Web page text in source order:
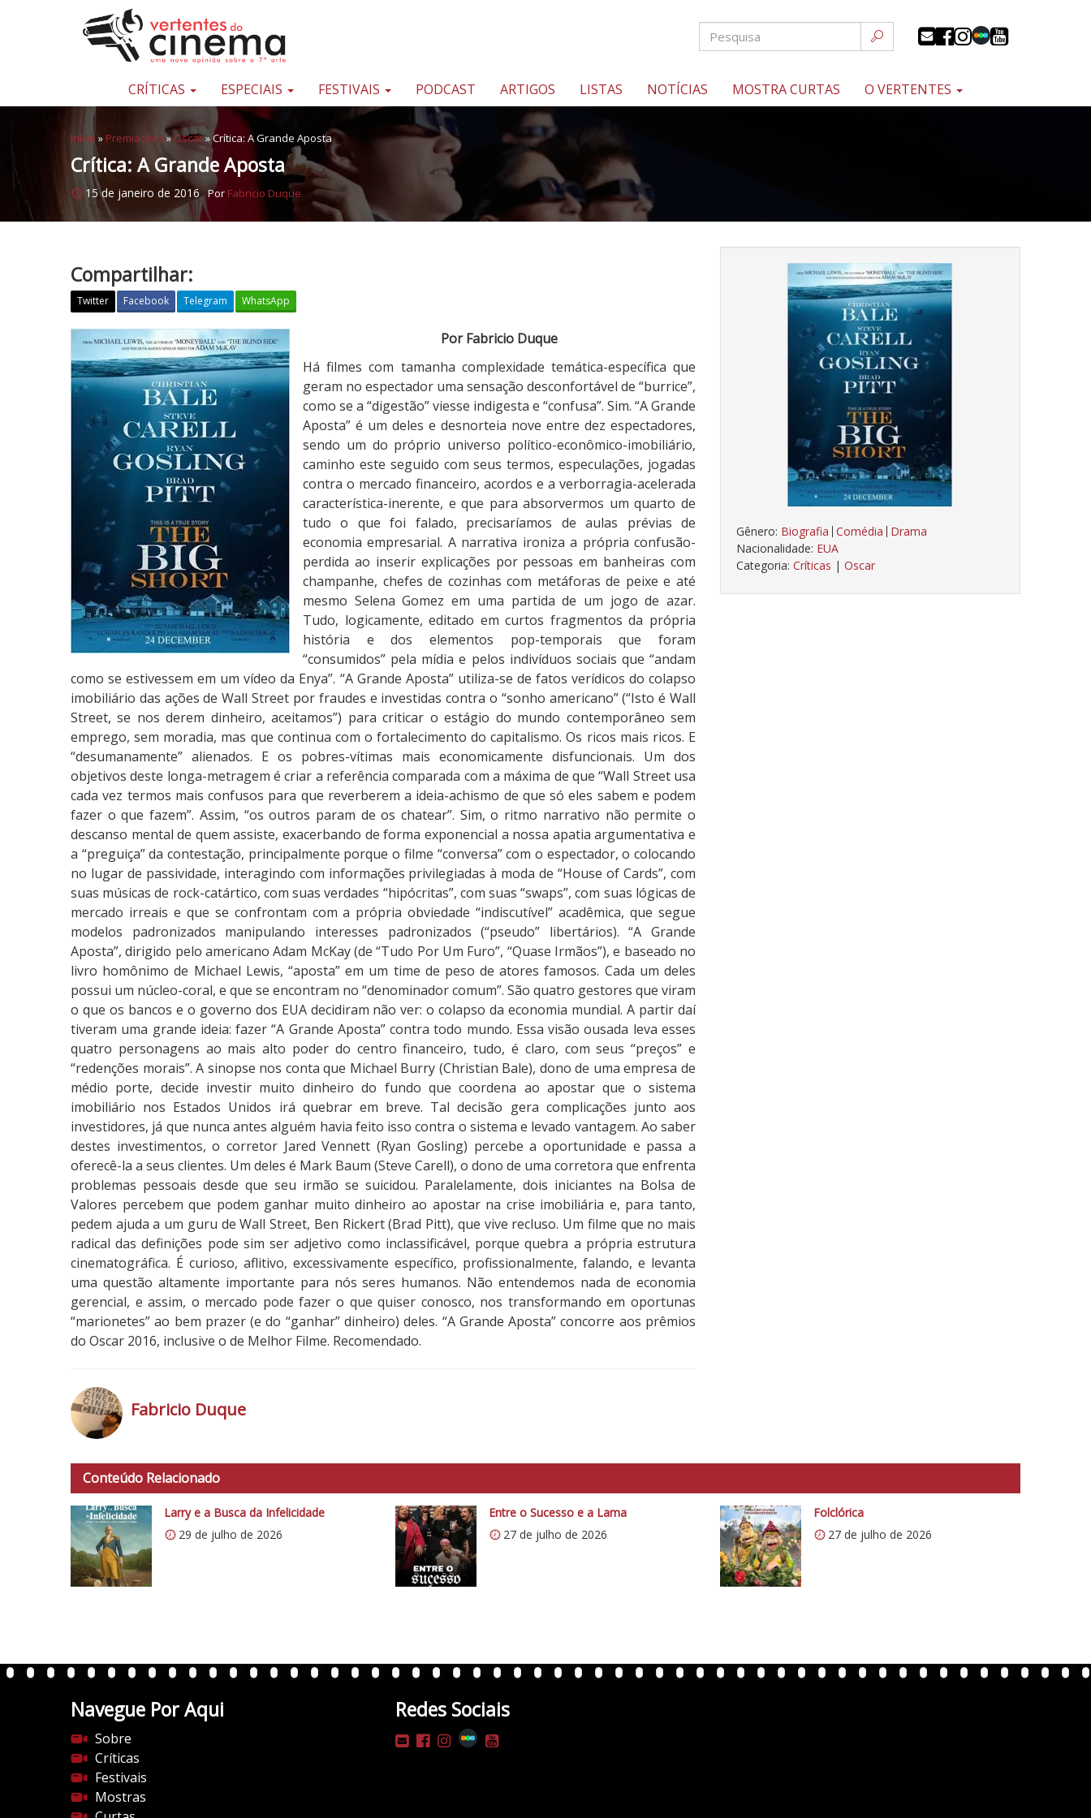
Pular para o conteúdo
Uma
sobre
sétima
arte
CRÍTICAS ESPECIAIS FESTIVAIS PODCAST ARTIGOS LISTAS NOTÍCIAS MOSTRA CURTAS O VERTENTES
Início » Premiações »Oscar»Crítica: A Grande Aposta
Crítica: A Grande Aposta
15 de janeiro de 2016 Por Fabricio Duque
Gênero: Biografia Comédia Drama
Nacionalidade: EUA
Categoria: Críticas | Oscar
Compartilhar:
Twitter Facebook Telegram WhatsApp
r
í
t
e
A
p
s
t
a
Por Fabricio Duque
Há filmes com tamanha complexidade temática-específica que
geram no espectador uma sensação desconfortável de “burrice”,
como se a “digestão” viesse indigesta e “confusa”. Sim. “A Grande
Aposta” é um deles e desnorteia nove entre dez espectadores,
sendo um do próprio universo político-econômico-imobiliário,
caminho este seguido com seus termos, especulações, jogadas
contra o mercado financeiro, acordos e a verborragia-acelerada
característica-inerente, e que para absorvermos um quarto de
tudo o que foi falado, precisaríamos de aulas prévias de
economia empresarial. A narrativa ironiza a própria confusão-
perdida ao inserir explicações por pessoas em banheiras com
champanhe, chefes de cozinhas com metáforas de peixe e até
mesmo Selena Gomez em uma partida de um jogo de azar.
Tudo, logicamente, editado em curtos fragmentos da própria
história e dos elementos pop-temporais que foram
“consumidos” pela mídia e pelos indivíduos sociais que “andam
como se estivessem em um vídeo da Enya”. “A Grande Aposta” utiliza-se de fatos verídicos do colapso
imobiliário das ações de Wall Street por fraudes e investidas contra o “sonho americano” (“Isto é Wall
Street, se nos derem dinheiro, aceitamos”) para criticar o estágio do mundo contemporâneo sem
emprego, sem moradia, mas que continua com o fortalecimento do capitalismo. Os ricos mais ricos. E
“desumanamente” alienados. E os pobres-vítimas mais economicamente disfuncionais. Um dos
objetivos deste longa-metragem é criar a referência comparada com a máxima de que “Wall Street usa
cada vez termos mais confusos para que reverberem a ideia-achismo de que só eles sabem e podem
fazer o que fazem”. Assim, “os outros param de os chatear”. Sim, o ritmo narrativo não permite o
descanso mental de quem assiste, exacerbando de forma exponencial a nossa apatia argumentativa e
a “preguiça” da contestação, principalmente porque o filme “conversa” com o espectador, o colocando
no lugar de passividade, interagindo com informações privilegiadas à moda de “House of Cards”, com
suas músicas de rock-catártico, com suas verdades “hipócritas”, com suas “swaps”, com suas lógicas de
mercado irreais e que se confrontam com a própria obviedade “indiscutível” acadêmica, que segue
modelos padronizados manipulando interesses padronizados (“pseudo” libertários). “A Grande
Aposta”, dirigido pelo americano Adam McKay (de “Tudo Por Um Furo”, “Quase Irmãos”), e baseado no
livro homônimo de Michael Lewis, “aposta” em um time de peso de atores famosos. Cada um deles
possui um núcleo-coral, e que se encontram no “denominador comum”. São quatro gestores que viram
o que os bancos e o governo dos EUA decidiram não ver: o colapso da economia mundial. A partir daí
tiveram uma grande ideia: fazer “A Grande Aposta” contra todo mundo. Essa visão ousada leva esses
quatro personagens ao mais alto poder do centro financeiro, tudo, é claro, com seus “preços” e
“redenções morais”. A sinopse nos conta que Michael Burry (Christian Bale), dono de uma empresa de
médio porte, decide investir muito dinheiro do fundo que coordena ao apostar que o sistema
imobiliário nos Estados Unidos irá quebrar em breve. Tal decisão gera complicações junto aos
investidores, já que nunca antes alguém havia feito isso contra o sistema e levado vantagem. Ao saber
destes investimentos, o corretor Jared Vennett (Ryan Gosling) percebe a oportunidade e passa a
oferecê-la a seus clientes. Um deles é Mark Baum (Steve Carell), o dono de uma corretora que enfrenta
problemas pessoais desde que seu irmão se suicidou. Paralelamente, dois iniciantes na Bolsa de
Valores percebem que podem ganhar muito dinheiro ao apostar na crise imobiliária e, para tanto,
pedem ajuda a um guru de Wall Street, Ben Rickert (Brad Pitt), que vive recluso. Um filme que no mais
radical das definições pode sim ser adjetivo como inclassificável, porque quebra a própria estrutura
cinematográfica. É curioso, aflitivo, excessivamente específico, profissionalmente, falando, e levanta
uma questão altamente importante para nós seres humanos. Não entendemos nada de economia
gerencial, e assim, o mercado pode fazer o que quiser conosco, nos transformando em oportunas
“marionetes” ao bem prazer (e do “ganhar” dinheiro) deles. “A Grande Aposta” concorre aos prêmios
do Oscar 2016, inclusive o de Melhor Filme. Recomendado.
t
p
s
:
/
/
w
p
c
o
m
/
v
Fabricio Duque
Conteúdo Relacionado
Larry e a Busca da Infelicidade
29 de julho de 2026
Entre o Sucesso e a Lama
27 de julho de 2026
Folclórica
27 de julho de 2026
Navegue Por Aqui
Sobre
Críticas
Festivais
Mostras
Redes Sociais